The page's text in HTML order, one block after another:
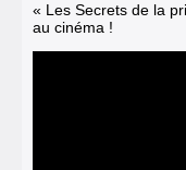
« Les Secrets de la
au cinéma !